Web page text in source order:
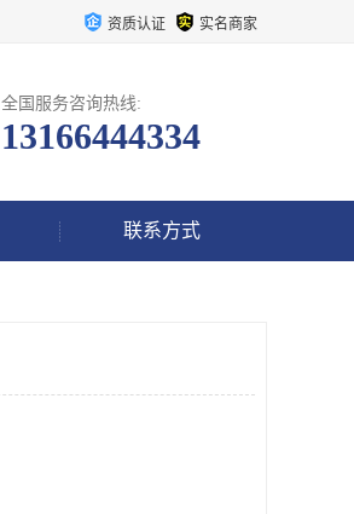
资质认证 实名商家
全国服务咨询热线:
13166444334
联系方式